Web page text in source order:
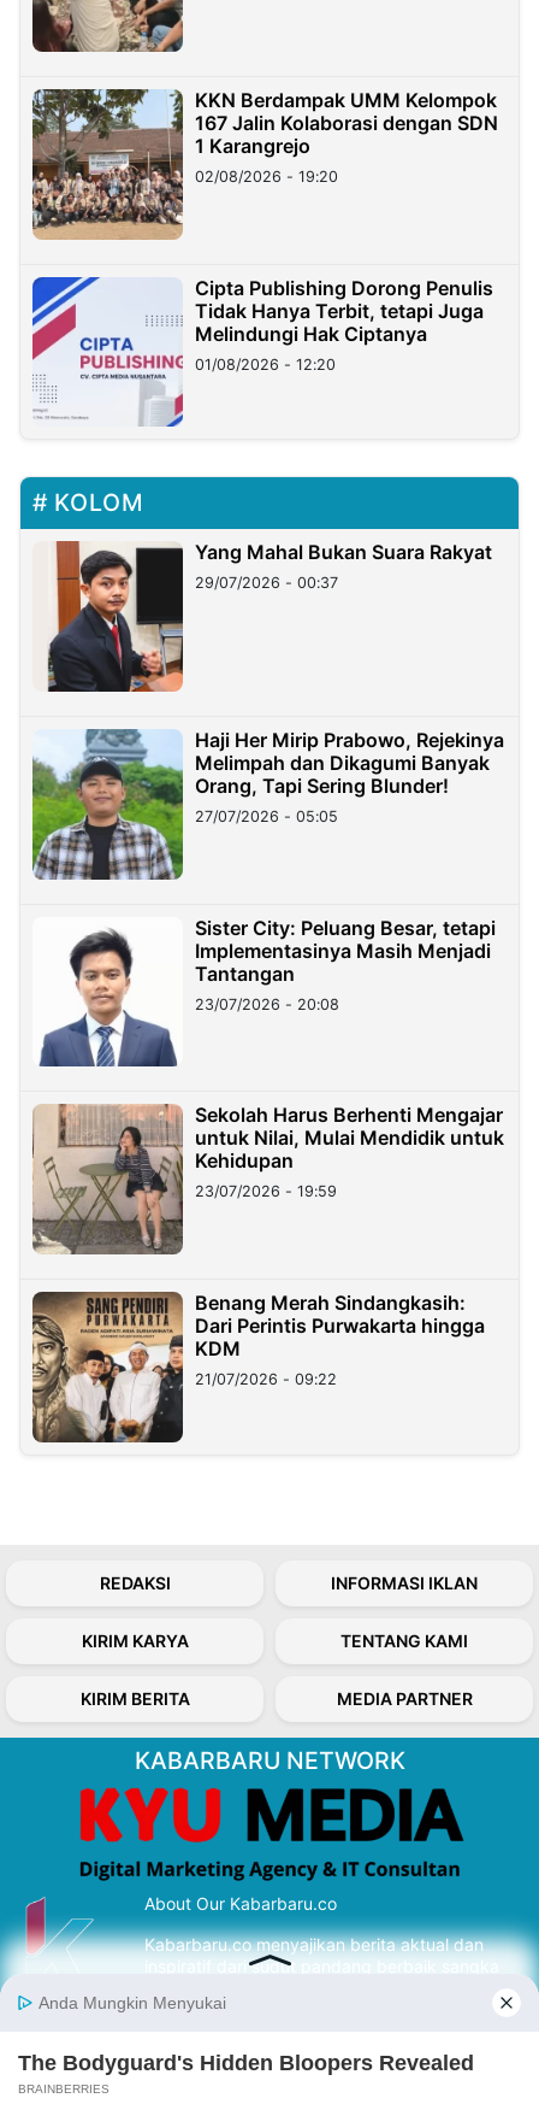
KKN Berdampak UMM Kelompok
167 Jalin Kolaborasi dengan SDN
1 Karangrejo
02/08/2026 - 19:20
Cipta Publishing Dorong Penulis
Tidak Hanya Terbit, tetapi Juga
Melindungi Hak Ciptanya
01/08/2026 - 12:20
KOLOM
Yang Mahal Bukan Suara Rakyat
29/07/2026 - 00:37
Haji Her Mirip Prabowo, Rejekinya
Melimpah dan Dikagumi Banyak
Orang, Tapi Sering Blunder!
27/07/2026 - 05:05
Sister City: Peluang Besar, tetapi
Implementasinya Masih Menjadi
Tantangan
23/07/2026 - 20:08
Sekolah Harus Berhenti Mengajar
untuk Nilai, Mulai Mendidik untuk
Kehidupan
23/07/2026 - 19:59
Benang Merah Sindangkasih:
Dari Perintis Purwakarta hingga
KDM
21/07/2026 - 09:22
REDAKSI INFORMASI IKLAN
KIRIM KARYA TENTANG KAMI
KIRIM BERITA MEDIA PARTNER
KABARBARU NETWORK
About Our Kabarbaru.co
Kabarbaru.co menyajikan berita aktual dan
inspiratif dari sudut pandang berbaik sangka